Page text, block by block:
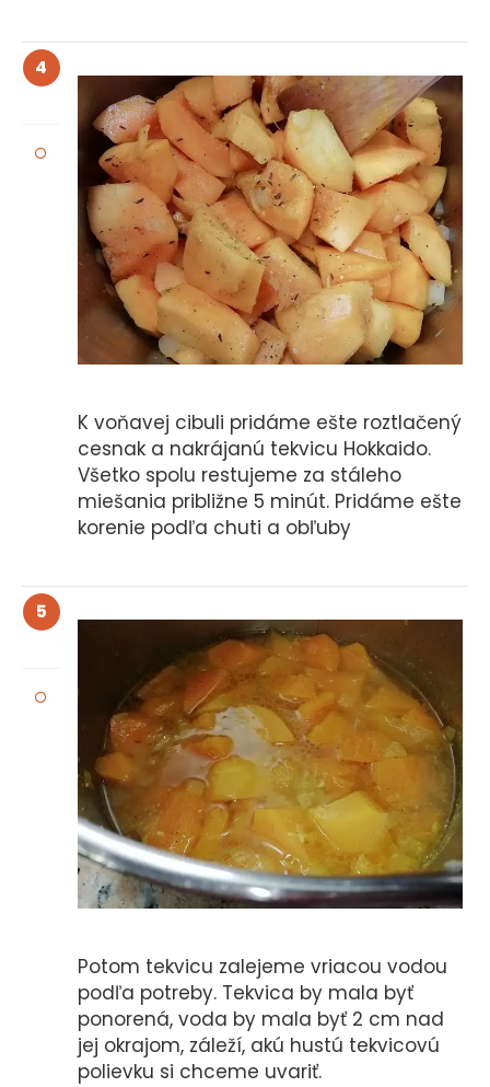
4
K voňavej cibuli pridáme ešte roztlačený
cesnak a nakrájanú tekvicu Hokkaido.
Všetko spolu restujeme za stáleho
miešania približne 5 minút. Pridáme ešte
korenie podľa chuti a obľuby
5
Potom tekvicu zalejeme vriacou vodou
podľa potreby. Tekvica by mala byť
ponorená, voda by mala byť 2 cm nad
jej okrajom, záleží, akú hustú tekvicovú
polievku si chceme uvariť.